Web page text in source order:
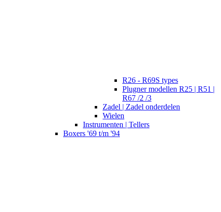
R26 - R69S types
Plugner modellen R25 | R51 |
R67 /2 /3
Zadel | Zadel onderdelen
Wielen
Instrumenten | Tellers
Boxers '69 t/m '94